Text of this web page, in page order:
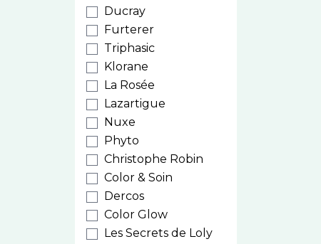
Ducray
Furterer
Triphasic
Klorane
La Rosée
Lazartigue
Nuxe
Phyto
Christophe Robin
Color & Soin
Dercos
Color Glow
Les Secrets de Loly